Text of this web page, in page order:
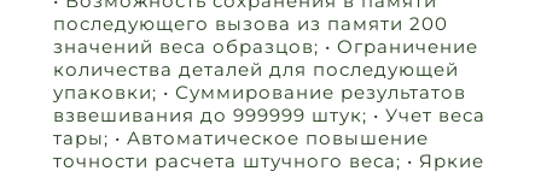
последующего вызова из памяти 200
значений веса образцов; • Ограничение
количества деталей для последующей
упаковки; • Суммирование результатов
взвешивания до 999999 штук; • Учет веса
тары; • Автоматическое повышение
точности расчета штучного веса; • Яркие